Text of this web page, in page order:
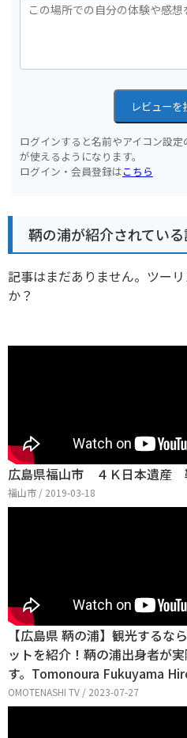
レビューを
ログインすると名前やアイコン設
が使えるようになります。
ログイン・会員登録はこちら
鞆の浦が紹介されてい
記事はまだありません。ツー
か？
広島県福山市 ４Ｋ日本遺産
福山市 / 2019-03-18
【広島県 鞆の浦】観光するな
ットを紹介！鞆の浦出身者が
す。Tomonoura Fukuyama
OMOTENASHI TV / 2023-07-27